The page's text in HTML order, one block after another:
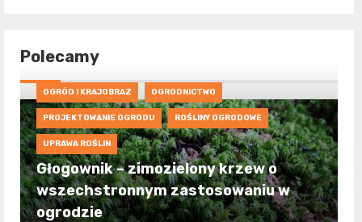
Polecamy
OGRÓD I KRAJOBRAZ OGRODNICTWO
PROJEKTOWANIE OGRODU ROŚLINY OGRODOWE
UPRAWA ROŚLIN
Głogownik – zimozielony krzew o
wszechstronnym zastosowaniu w
ogrodzie